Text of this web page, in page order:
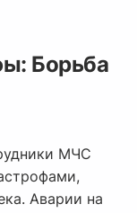
Борьба
МЧС
Аварии на